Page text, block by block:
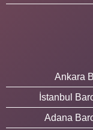
Ankara
İstanbul
Adana